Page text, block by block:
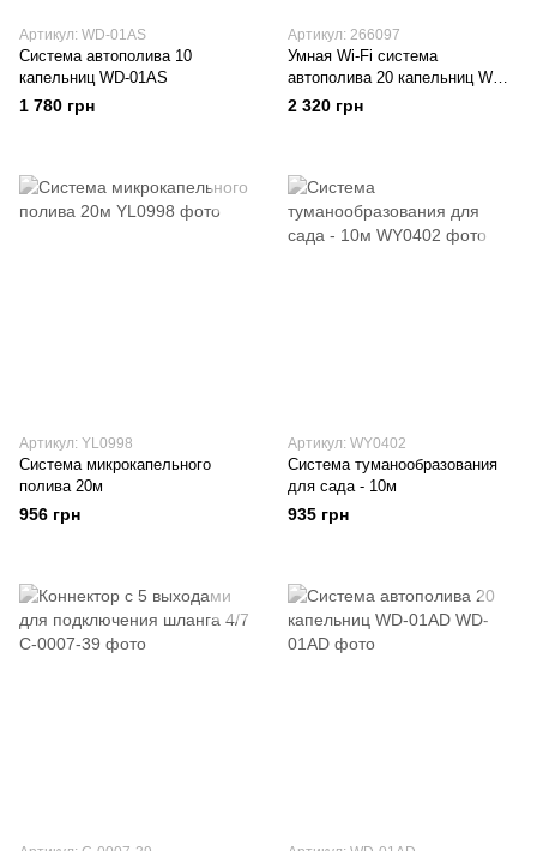
Артикул: WD-01AS
Система автополива 10
капельниц WD-01AS
1 780 грн
Артикул: 266097
Умная Wi-Fi система
автополива 20 капельниц WD-
01A
2 320 грн
Артикул: YL0998
Система микрокапельного
полива 20м
956 грн
Артикул: WY0402
Система туманообразования
для сада - 10м
935 грн